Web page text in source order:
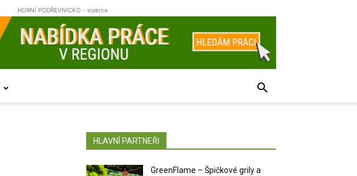
HORNÍ PODŘEVNICKO - inzerce
HLAVNÍ PARTNEŘI
GreenFlame – Špičkové grily a